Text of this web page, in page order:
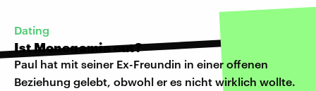
Dating
Ist Monogamie out?
Paul hat mit seiner Ex-Freundin in einer offenen
Beziehung gelebt, obwohl er es nicht wirklich wollte.